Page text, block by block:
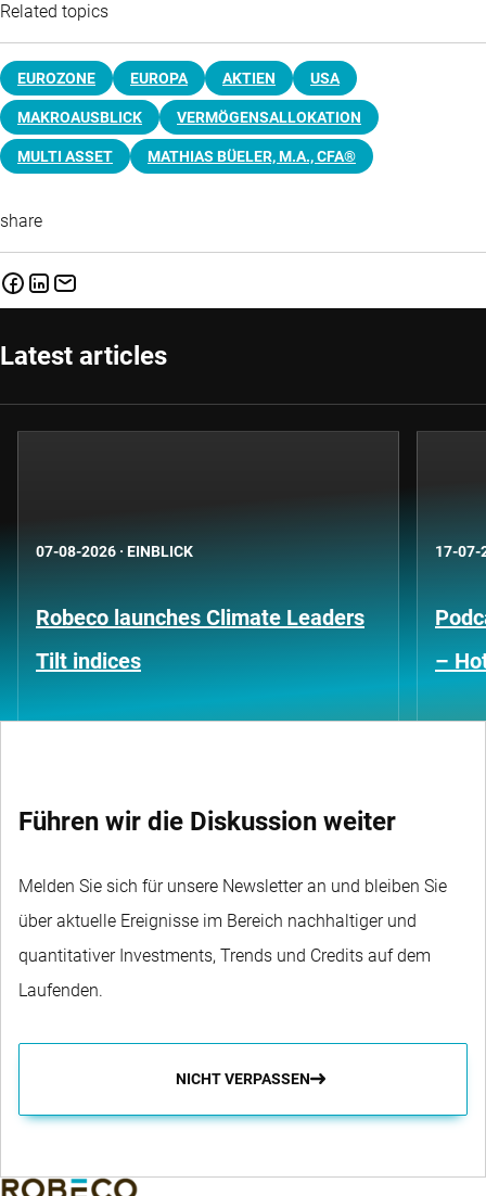
Related topics
EUROZONE EUROPA AKTIEN USA
MAKROAUSBLICK VERMÖGENSALLOKATION
MULTI ASSET MATHIAS BÜELER, M.A., CFA®
share
Latest articles
07-08-2026 · EINBLICK
Robeco launches Climate Leaders
Tilt indices
17-07-
–
Führen wir die Diskussion weiter
Melden Sie sich für unsere Newsletter an und bleiben Sie
über aktuelle Ereignisse im Bereich nachhaltiger und
quantitativer Investments, Trends und Credits auf dem
Laufenden.
NICHT VERPASSEN